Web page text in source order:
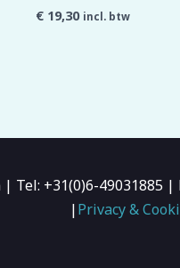
€ 19,30 incl. btw
Tel: +31(0)6-49031885
|Privacy &